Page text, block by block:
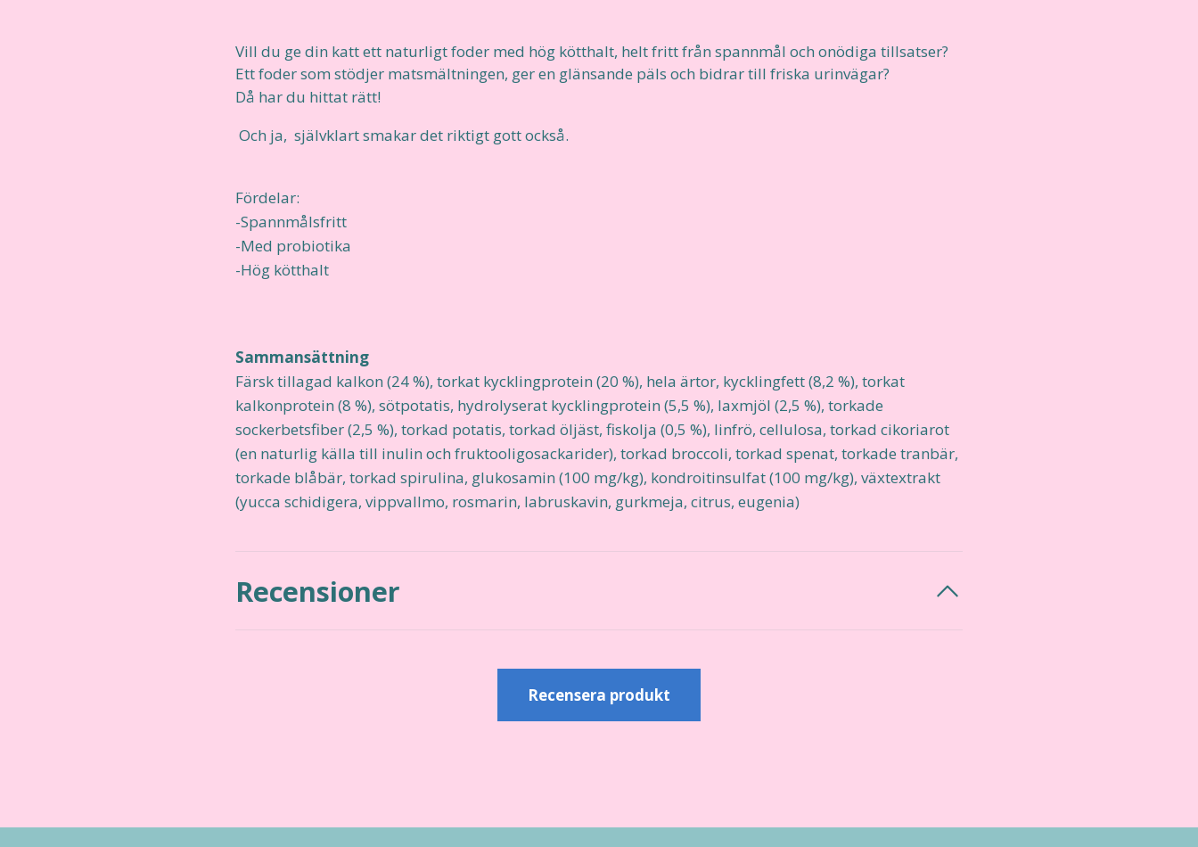
Vill du ge din katt ett naturligt foder med hög kötthalt, helt fritt från spannmål och onödiga tillsatser?
Ett foder som stödjer matsmältningen, ger en glänsande päls och bidrar till friska urinvägar?
Då har du hittat rätt!
Och ja, självklart smakar det riktigt gott också.
Fördelar:
-Spannmålsfritt
-Med probiotika
-Hög kötthalt
Sammansättning
Färsk tillagad kalkon (24 %), torkat kycklingprotein (20 %), hela ärtor, kycklingfett (8,2 %), torkat
kalkonprotein (8 %), sötpotatis, hydrolyserat kycklingprotein (5,5 %), laxmjöl (2,5 %), torkade
sockerbetsfiber (2,5 %), torkad potatis, torkad öljäst, fiskolja (0,5 %), linfrö, cellulosa, torkad cikoriarot
(en naturlig källa till inulin och fruktooligosackarider), torkad broccoli, torkad spenat, torkade tranbär,
torkade blåbär, torkad spirulina, glukosamin (100 mg/kg), kondroitinsulfat (100 mg/kg), växtextrakt
(yucca schidigera, vippvallmo, rosmarin, labruskavin, gurkmeja, citrus, eugenia)
Recensioner
Recensera produkt